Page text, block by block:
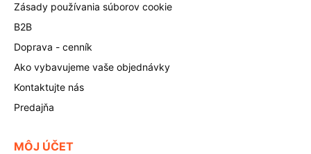
Zásady používania súborov cookie
B2B
Doprava - cenník
Ako vybavujeme vaše objednávky
Kontaktujte nás
Predajňa
MÔJ ÚČET